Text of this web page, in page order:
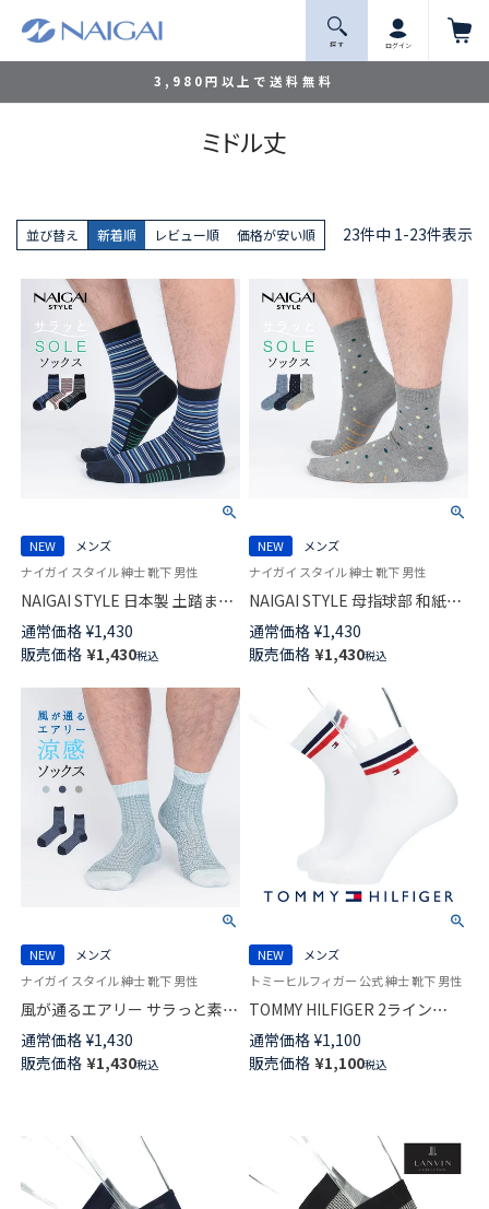
3,980円以上で送料無料
探 す ログイン
ミドル丈
並び替え 新着順 レビュー順 価格が安い順 23件中 1-23件表示
NEW
メンズ
ナイガイ スタイル 紳士 靴下 男性
NAIGAI STYLE 日本製 土踏まず
部 和紙入り サラッとSOLE ワイ
ドヒール マルチボーダー ミド
ル丈 ソックス メンズ 02352615
通常価格 ¥1,430
販売価格 ¥1,430税込
NEW
メンズ
ナイガイ スタイル 紳士 靴下 男性
NAIGAI STYLE 母指球部 和紙入
り ワイドヒール サラッとSOLE
マルチドット ミドル丈 ソック
ス メンズ 日本製 02352614
通常価格 ¥1,430
販売価格 ¥1,430税込
NEW
メンズ
ナイガイ スタイル 紳士 靴下 男性
風が通るエアリー サラっと素材
格子チェック ミドル丈 カジュ
アル ソックス メンズ NAIGAI
STYLE 日本製 02352621
通常価格 ¥1,430
販売価格 ¥1,430税込
NEW
メンズ
トミーヒルフィガー 公式 紳士 靴下 男性
TOMMY HILFIGER 2ライン
CLASSIC リブ フラッグ 刺繍
20cm ミドル丈 カジュアル ソッ
クス メンズ 02552681
通常価格 ¥1,100
販売価格 ¥1,100税込